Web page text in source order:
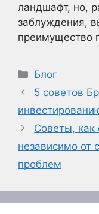
ландшафт, но,
заблуждения,
преимущество
Рубрики
Блог
5 советов
Советы, как
независимо от
проблем